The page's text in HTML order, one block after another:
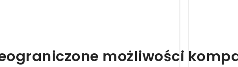
możliwości